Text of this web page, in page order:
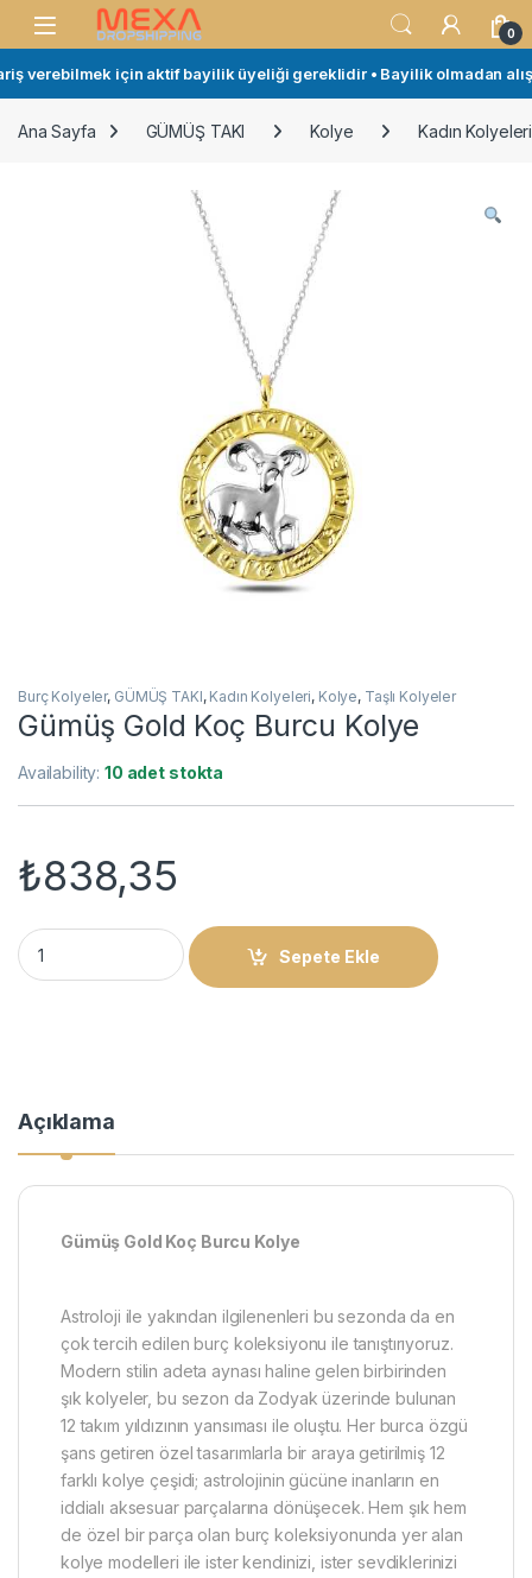
Skip to navigation
Skip to content
Open 0
verebilmek için aktif bayilik üyeliği gereklidir • Bayilik olmadan
Ana Sayfa GÜMÜŞ TAKI Kolye Kadın Kolyeleri
Burç Kolyeler, GÜMÜŞ TAKI, Kadın Kolyeleri, Kolye, Taşlı Kolyeler
Gümüş Gold Koç Burcu Kolye
Availability:10 adet stokta
₺838,35
Gümüş Gold Koç Burcu Kolye quantity
Sepete Ekle
Açıklama
Gümüş Gold Koç Burcu Kolye
Astroloji ile yakından ilgilenenleri bu sezonda da en
çok tercih edilen burç koleksiyonu ile tanıştırıyoruz.
Modern stilin adeta aynası haline gelen birbirinden
şık kolyeler, bu sezon da Zodyak üzerinde bulunan
12 takım yıldızının yansıması ile oluştu. Her burca özgü
şans getiren özel tasarımlarla bir araya getirilmiş 12
farklı kolye çeşidi; astrolojinin gücüne inanların en
iddialı aksesuar parçalarına dönüşecek. Hem şık hem
de özel bir parça olan burç koleksiyonunda yer alan
kolye modelleri ile ister kendinizi, ister sevdiklerinizi